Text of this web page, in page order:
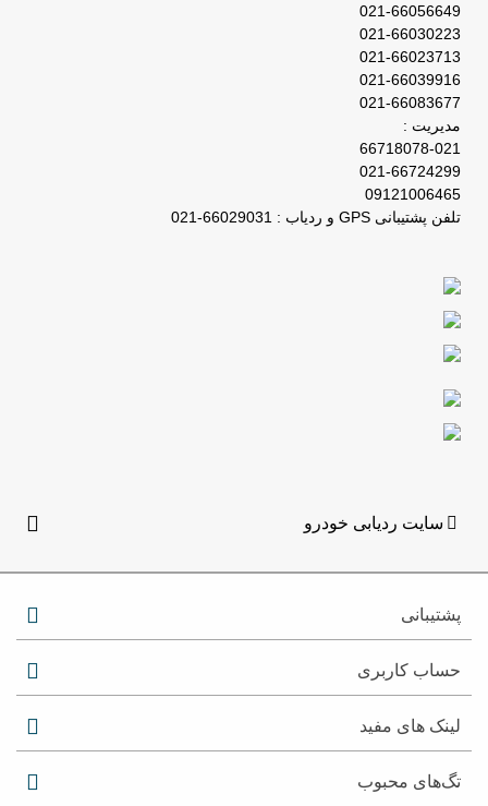
021-66056649
021-66030223
021-66023713
021-66039916
021-66083677
مدیریت :
66718078-021
021-66724299
09121006465
تلفن پشتیبانی GPS و ردیاب : 66029031-021
سایت ردیابی خودرو
پشتیبانی
حساب کاربری
لینک های مفید
تگ‌های محبوب